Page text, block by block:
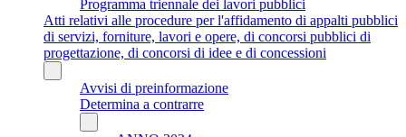
Programma triennale dei lavori pubblici
Atti relativi alle procedure per l'affidamento di appalti pubblici
di servizi, forniture, lavori e opere, di concorsi pubblici di
progettazione, di concorsi di idee e di concessioni
Avvisi di preinformazione
Determina a contrarre